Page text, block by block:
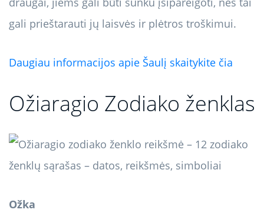
gali prieštarauti jų laisvės ir plėtros troškimui.
Daugiau informacijos apie Šaulį skaitykite čia
Ožiaragio Zodiako ženklas
Ožka